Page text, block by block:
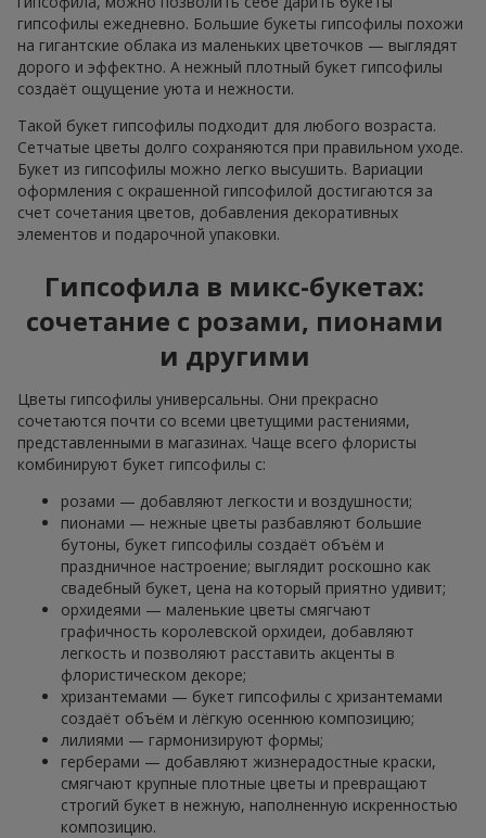
гипсофилы ежедневно. Большие букеты гипсофилы похожи
на гигантские облака из маленьких цветочков — выглядят
дорого и эффектно. А нежный плотный букет гипсофилы
создаёт ощущение уюта и нежности.
Такой букет гипсофилы подходит для любого возраста.
Сетчатые цветы долго сохраняются при правильном уходе.
Букет из гипсофилы можно легко высушить. Вариации
оформления с окрашенной гипсофилой достигаются за
счет сочетания цветов, добавления декоративных
элементов и подарочной упаковки.
Гипсофила в микс-букетах:
сочетание с розами, пионами
и другими
Цветы гипсофилы универсальны. Они прекрасно
сочетаются почти со всеми цветущими растениями,
представленными в магазинах. Чаще всего флористы
комбинируют букет гипсофилы с:
розами — добавляют легкости и воздушности;
пионами — нежные цветы разбавляют большие
бутоны, букет гипсофилы создаёт объём и
праздничное настроение; выглядит роскошно как
свадебный букет, цена на который приятно удивит;
орхидеями — маленькие цветы смягчают
графичность королевской орхидеи, добавляют
легкость и позволяют расставить акценты в
флористическом декоре;
хризантемами — букет гипсофилы с хризантемами
создаёт объём и лёгкую осеннюю композицию;
лилиями — гармонизируют формы;
герберами — добавляют жизнерадостные краски,
смягчают крупные плотные цветы и превращают
строгий букет в нежную, наполненную искренностью
композицию.